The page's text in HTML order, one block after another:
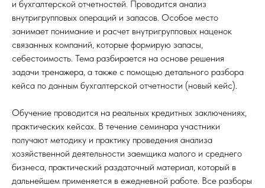
и бухгалтерской отчетностей. Проводится анализ
внутригрупповых операций и запасов. Особое место
занимает понимание и расчет внутригрупповых наценок
связанных компаний, которые формирую запасы,
себестоимость. Тема разбирается на основе решения
задачи тренажера, а также с помощью детального разбора
кейса по данным бухгалтерской отчетности (новый кейс).
Обучение проводится на реальных кредитных заключениях,
практических кейсах. В течение семинара участники
получают методику и практику проведения анализа
хозяйственной деятельности заемщика малого и среднего
бизнеса, практический раздаточный материал, который в
дальнейшем применяется в ежедневной работе. Все разборы